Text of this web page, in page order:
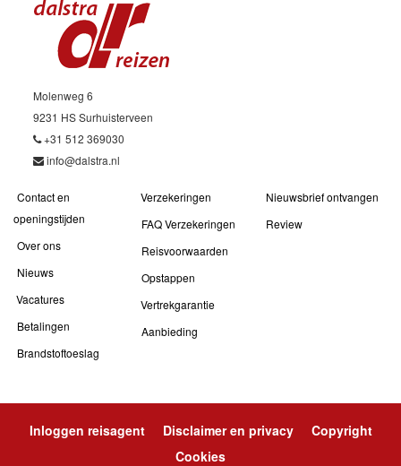
Molenweg 6
9231 HS Surhuisterveen
+31 512 369030
info@dalstra.nl
Contact en
openingstijden
Over ons
Nieuws
Vacatures
Betalingen
Brandstoftoeslag
Verzekeringen
FAQ Verzekeringen
Reisvoorwaarden
Opstappen
Vertrekgarantie
Aanbieding
Nieuwsbrief ontvangen
Review
Inloggen reisagent Disclaimer en privacy
Copyright
Cookies